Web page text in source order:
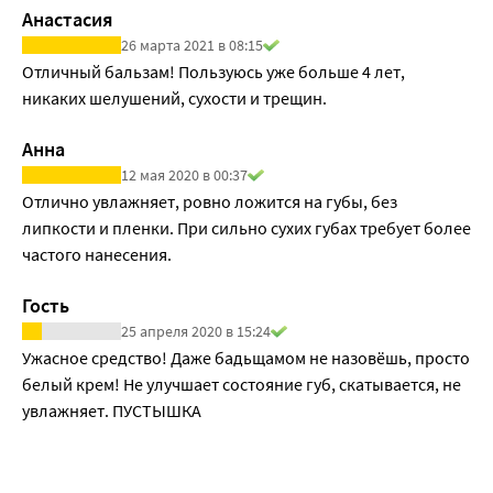
Анастасия
26 марта 2021 в 08:15
Отличный бальзам! Пользуюсь уже больше 4 лет,
никаких шелушений, сухости и трещин.
Анна
12 мая 2020 в 00:37
Отлично увлажняет, ровно ложится на губы, без
липкости и пленки. При сильно сухих губах требует более
частого нанесения.
Гость
25 апреля 2020 в 15:24
Ужасное средство! Даже бадьщамом не назовёшь, просто
белый крем! Не улучшает состояние губ, скатывается, не
увлажняет. ПУСТЫШКА